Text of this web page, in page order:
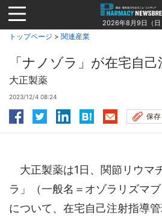
Jump
to
navigation
2026年8月9日（日
トップページ > 関連産業
「ナノゾラ」が在宅自
大正製薬
2023/12/4 08:24
保存
大正製薬は1日、関節リウマ
ラ」（一般名＝オゾラリズマブ
について、在宅自己注射指導